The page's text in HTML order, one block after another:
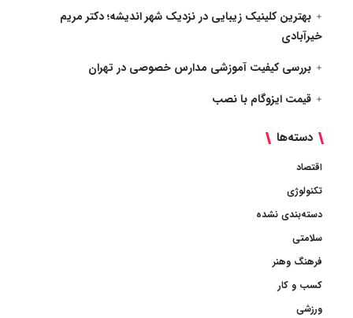
بهترین کلینیک زیبایی در نزدیک شهر اندیشه؛ دکتر مریم
خیرآبادی
بررسی کیفیت آموزشی مدارس خصوصی در تهران
قیمت ایزوگام با نصب
دسته‌ها
اقتصاد
تکنولوژی
دسته‌بندی نشده
سلامتی
فرهنگ وهنر
کسب و کار
ورزشی